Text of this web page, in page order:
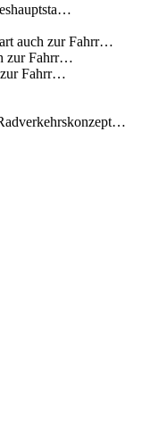
auch zur Fahrr…
zur Fahrr…
zur Fahrr…